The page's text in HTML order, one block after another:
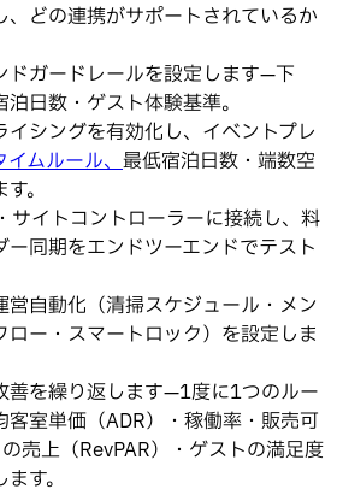
、どの連携がサポートされているか
ドガードレールを設定します—下
日数・ゲスト体験基準。
イシングを有効化し、イベントプレ
ムルール、 最低宿泊日数・端数空
。
サイトコントローラーに接続し、料
ー同期をエンドツーエンドでテスト
営自動化（清掃スケジュール・メン
ロー・スマートロック）を設定しま
善を繰り返します—1度に1つのルー
客室単価（ADR）・稼働率・販売可
売上（RevPAR）・ゲストの満足度
す。